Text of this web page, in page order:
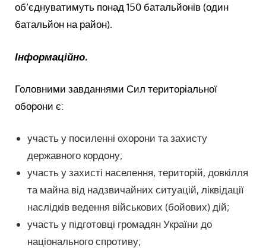
об’єднуватимуть понад 150 батальйонів (один
батальйон на район).
Інформаційно.
Головними завданнями Сил територіальної
оборони є:
участь у посиленні охорони та захисту
державного кордону;
участь у захисті населення, територій, довкілля
та майна від надзвичайних ситуацій, ліквідації
наслідків ведення військових (бойових) дій;
участь у підготовці громадян України до
національного спротиву;